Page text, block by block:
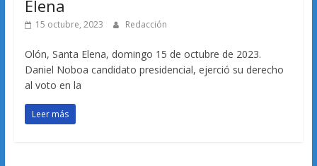
Elena
15 octubre, 2023 Redacción
Olón, Santa Elena, domingo 15 de octubre de 2023.
Daniel Noboa candidato presidencial, ejerció su derecho
al voto en la
Leer más